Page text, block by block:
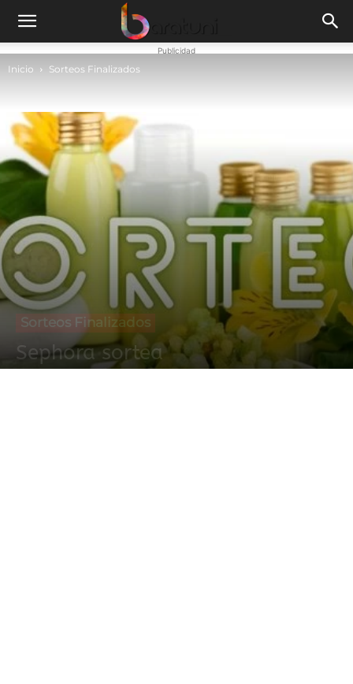
Publicidad
Inicio Sorteos Finalizados
Sorteos Finalizados
Sephora sortea